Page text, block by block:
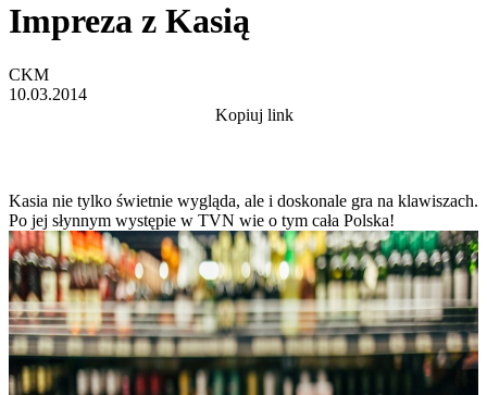
Impreza z Kasią
CKM
10.03.2014
Kopiuj link
Kasia nie tylko świetnie wygląda, ale i doskonale gra na klawiszach.
Po jej słynnym występie w TVN wie o tym cała Polska!